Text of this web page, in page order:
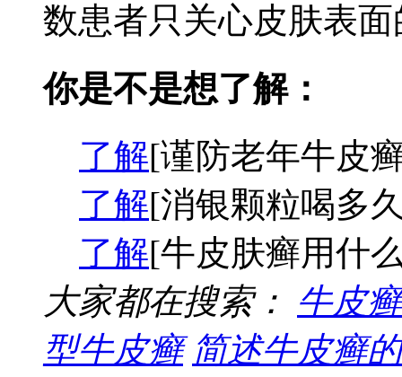
数患者只关心皮肤表
你是不是想了解：
了解[谨防老年牛皮
了解[消银颗粒喝多
了解[牛皮肤癣用什
大家都在搜索： 牛皮
型牛皮癣 简述牛皮癣